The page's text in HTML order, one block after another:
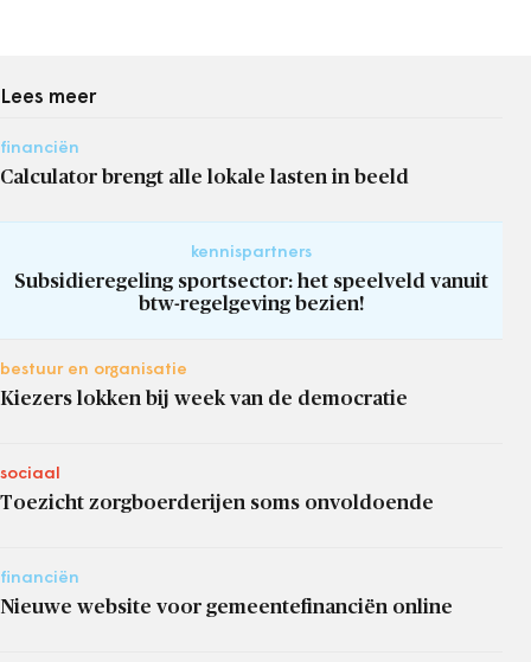
Lees meer
financiën
Calculator brengt alle lokale lasten in beeld
kennispartners
Subsidieregeling sportsector: het speelveld vanuit
btw-regelgeving bezien!
bestuur en organisatie
Kiezers lokken bij week van de democratie
sociaal
Toezicht zorgboerderijen soms onvoldoende
financiën
Nieuwe website voor gemeentefinanciën online